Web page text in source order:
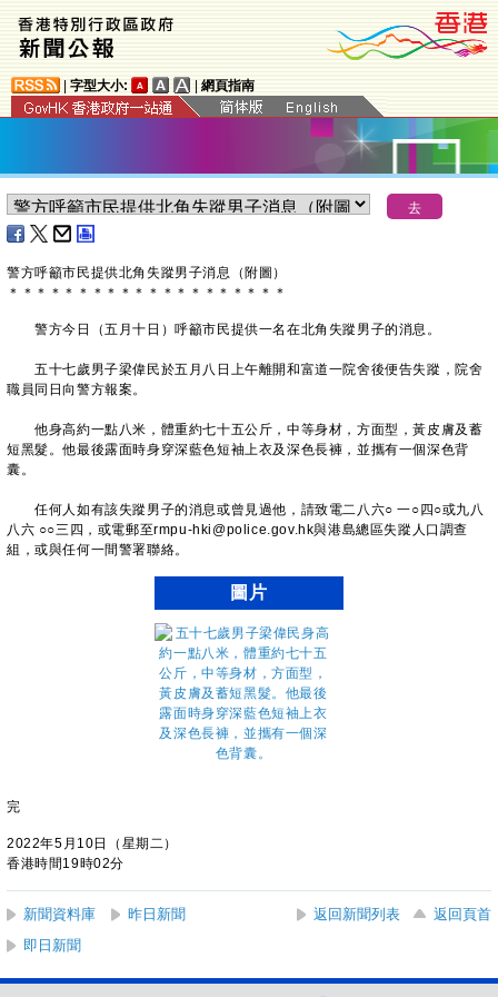
字型大小: 網頁指南
警方呼籲市民提供北角失蹤男子消息（附圖）
＊ ＊ ＊ ＊ ＊ ＊ ＊ ＊ ＊ ＊ ＊ ＊ ＊ ＊ ＊ ＊ ＊ ＊ ＊ ＊
警方今日（五月十日）呼籲市民提供一名在北角失蹤男子的消息。
五十七歲男子梁偉民於五月八日上午離開和富道一院舍後便告失蹤，院舍
職員同日向警方報案。
他身高約一點八米，體重約七十五公斤，中等身材，方面型，黃皮膚及蓄
短黑髮。他最後露面時身穿深藍色短袖上衣及深色長褲，並攜有一個深色背
囊。
任何人如有該失蹤男子的消息或曾見過他，請致電二八六○ 一○四○或九八
八六 ○○三四，或電郵至rmpu-hki@police.gov.hk與港島總區失蹤人口調查
組，或與任何一間警署聯絡。
圖片
完
2022年5月10日（星期二）
香港時間19時02分
新聞資料庫 昨日新聞 返回新聞列表
返回頁首
即日新聞